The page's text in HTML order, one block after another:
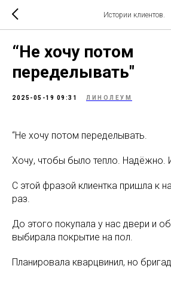
Истории клиентов.
“Не хочу потом
переделывать"
2025-05-19 09:31 ЛИНОЛЕУМ
“Не хочу потом переделывать.
Хочу, чтобы было тепло. Надёжно.
С этой фразой клиентка пришла к
раз.
До этого покупала у нас двери и
выбирала покрытие на пол.
Планировала кварцвинил, но